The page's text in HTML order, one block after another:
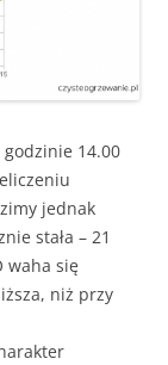
14.00
jednak
stała – 21
waha się
niż przy